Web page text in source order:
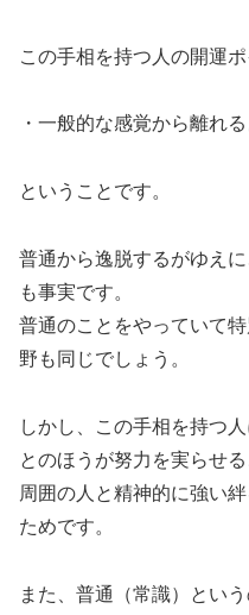
この手相を持つ人の開運
・一般的な感覚から離れ
ということです。
普通から逸脱するがゆえ
も事実です。
普通のことをやっていて
野も同じでしょう。
しかし、この手相を持つ
とのほうが努力を実らせ
周囲の人と精神的に強い
ためです。
また、普通（常識）とい